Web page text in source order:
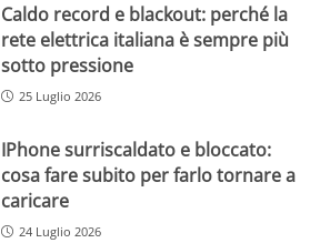
Caldo record e blackout: perché la
rete elettrica italiana è sempre più
sotto pressione
25 Luglio 2026
IPhone surriscaldato e bloccato:
cosa fare subito per farlo tornare a
caricare
24 Luglio 2026